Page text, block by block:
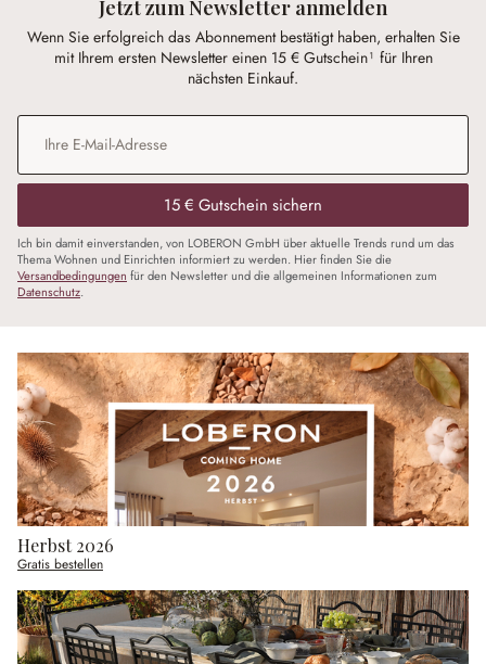
Jetzt zum Newsletter anmelden
Wenn Sie erfolgreich das Abonnement bestätigt haben, erhalten Sie
mit Ihrem ersten Newsletter einen 15 € Gutschein¹ für Ihren
nächsten Einkauf.
E-Mail-Adresse
15 € Gutschein sichern
Ich bin damit einverstanden, von LOBERON GmbH über aktuelle Trends rund um das
Thema Wohnen und Einrichten informiert zu werden. Hier finden Sie die
Versandbedingungen für den Newsletter und die allgemeinen Informationen zum
Datenschutz.
Herbst 2026
Gratis bestellen